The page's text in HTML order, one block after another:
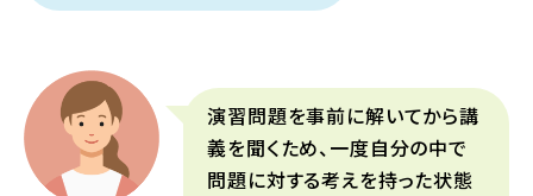
演習問題を事前に解いてから講
義を聞くため、一度自分の中で
問題に対する考えを持った状態